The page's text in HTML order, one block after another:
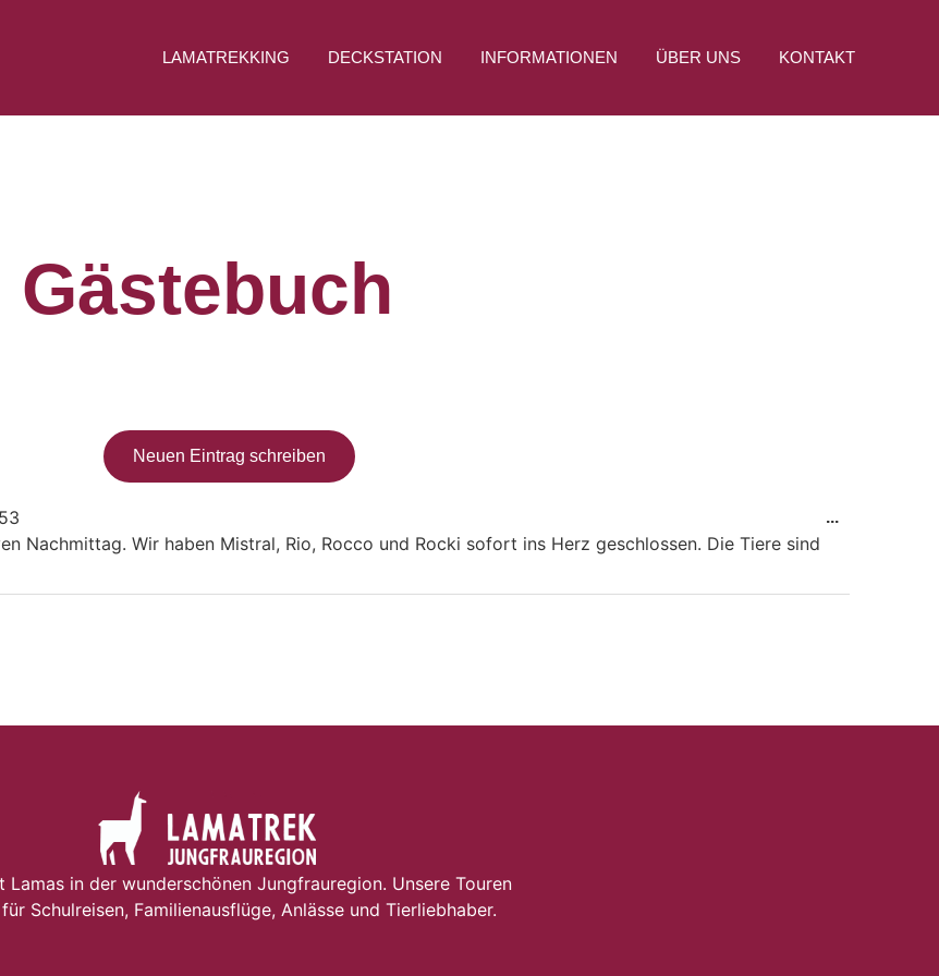
LAMATREKKING DECKSTATION INFORMATIONEN ÜBER UNS KONTAKT
Gästebuch
Nachmittag. Wir haben Mistral, Rio, Rocco und Rocki sofort ins Herz geschlossen. Die Tiere sind
...
Lamas in der wunderschönen Jungfrauregion. Unsere Touren
Schulreisen, Familienausflüge, Anlässe und Tierliebhaber.